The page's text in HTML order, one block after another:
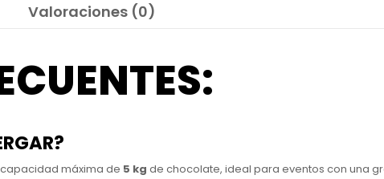
Valoraciones (0)
máxima de 5 kg de chocolate, ideal para eventos con una